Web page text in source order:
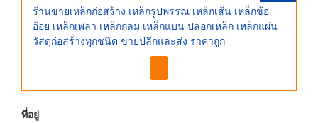
ร้านขายเหล็กก่อสร้าง เหล็กรูปพรรณ เหล็กเส้น เหล็กข้อ
อ้อย เหล็กเพลา เหล็กกลม เหล็กแบน ปลอกเหล็ก เหล็กแผ่น
วัสดุก่อสร้างทุกชนิด ขายปลีกและส่ง ราคาถูก
ที่อยู่